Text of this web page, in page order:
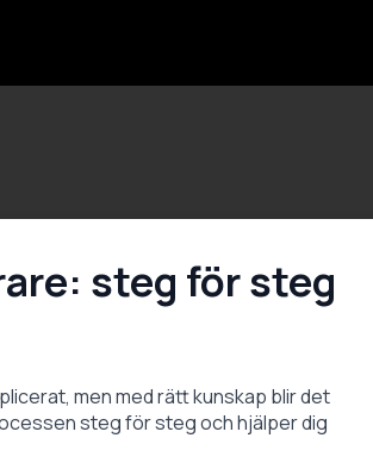
steg för steg
men med rätt kunskap blir det
steg för steg och hjälper dig